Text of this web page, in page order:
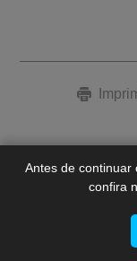
Antes de continuar
confira